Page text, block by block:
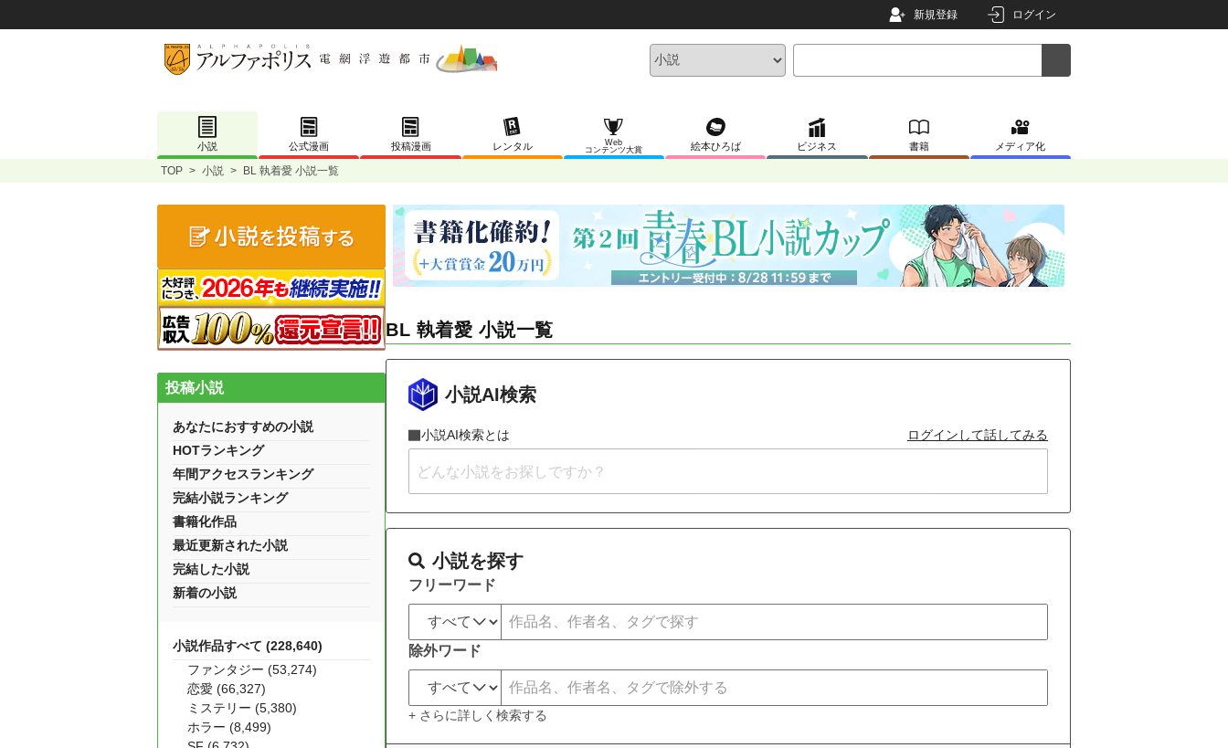
新規登録 ログイン
小説 公式漫画 投稿漫画 レンタル
Web
コンテンツ大賞
絵本ひろば ビジネス 書籍 メディア化
TOP > 小説 > BL 執着愛 小説一覧
BL 執着愛 小説一覧
小説AI検索
小説AI検索とは ログインして話してみる
小説を探す
フリーワード
除外ワード
+ さらに詳しく検索する
投稿小説
あなたにおすすめの小説
HOTランキング
年間アクセスランキング
完結小説ランキング
書籍化作品
最近更新された小説
完結した小説
新着の小説
小説作品すべて (228,640)
ファンタジー (53,274)
恋愛 (66,327)
ミステリー (5,380)
ホラー (8,499)